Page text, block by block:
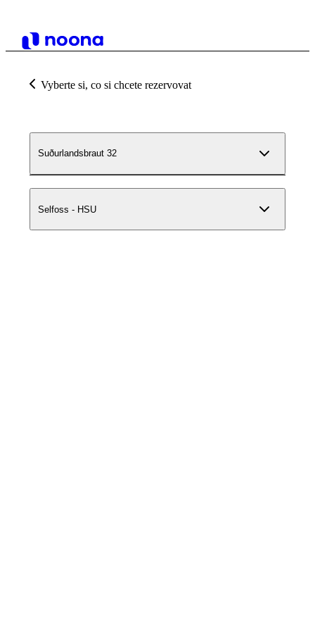
Vyberte si, co si chcete rezervovat
Suðurlandsbraut 32
Selfoss - HSU